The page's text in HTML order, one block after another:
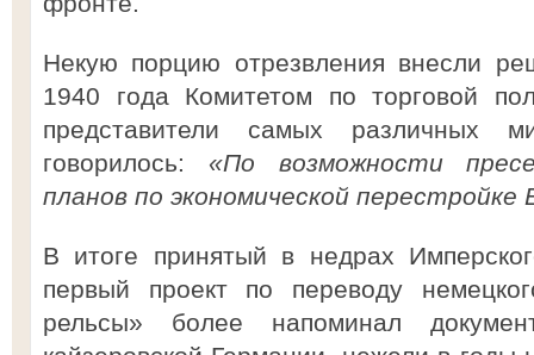
Некую порцию отрезвления внесли
1940 года Комитетом по торговой
представители самых различных
говорилось: «По возможности
планов по экономической перестройке
В итоге принятый в недрах
первый проект по переводу
рельсы» более напоминал